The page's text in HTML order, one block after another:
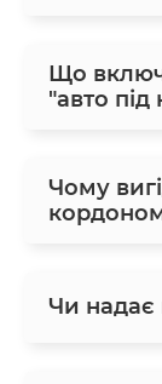
Що
"авто
Чому
Чи надає